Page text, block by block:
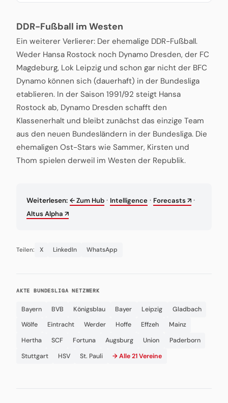
DDR-Fußball im Westen
Ein weiterer Verlierer: Der ehemalige DDR-Fußball.
Weder Hansa Rostock noch Dynamo Dresden, der FC
Magdeburg, Lok Leipzig und schon gar nicht der BFC
Dynamo können sich (dauerhaft) in der Bundesliga
etablieren. In der Saison 1991/92 steigt Hansa
Rostock ab, Dynamo Dresden schafft den
Klassenerhalt und bleibt zunächst das einzige Team
aus den neuen Bundesländern in der Bundesliga. Die
ehemaligen Ost-Stars wie Sammer, Kirsten und
Thom spielen derweil im Westen der Republik.
Weiterlesen: ← Zum Hub · Intelligence · Forecasts ↗ ·
Altus Alpha ↗
Teilen: X LinkedIn WhatsApp
AKTE BUNDESLIGA NETZWERK
Bayern BVB Königsblau Bayer Leipzig
Gladbach
Wölfe
Eintracht Werder Hoffe Effzeh
Mainz
Hertha
SCF Fortuna Augsburg Union
Paderborn
Stuttgart
HSV St. Pauli → Alle 21 Vereine